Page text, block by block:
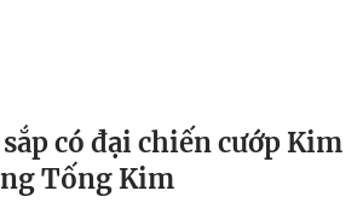
có đại chiến cướp Kim
Tống Kim